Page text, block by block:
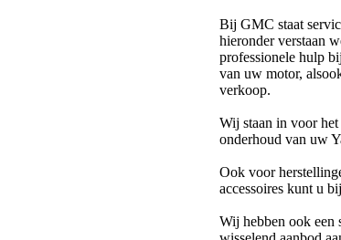
Bij GMC staat
hieronder verstaan
professionele hulp
van uw motor,
verkoop.
Wij staan in voor
onderhoud van uw
Ook voor
accessoires kunt u
Wij hebben ook een